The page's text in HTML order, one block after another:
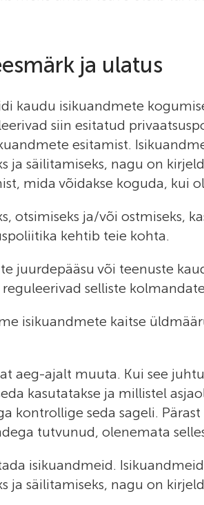
ja ulatus
kaudu isikuandmete
siin esitatud
esitamist.
ja säilitamiseks, nagu on
mida võidakse koguda, kui
otsimiseks ja/või
kehtib teie kohta.
juurdepääsu või teenuste
selliste
isikuandmete kaitse
aeg-ajalt muuta. Kui see
kasutatakse ja millistel
kontrollige seda sageli.
tutvunud, olenemata
isikuandmeid.
ja säilitamiseks, nagu on